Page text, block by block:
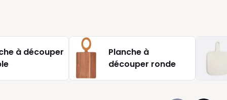
à découper
Planche à
découper ronde